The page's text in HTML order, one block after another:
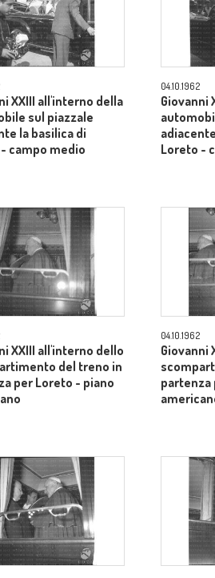
XXIII all'interno della
sul piazzale
la basilica di
campo medio
04.10.1962
Giovanni
Loreto -
XXIII all'interno dello
del treno in
per Loreto - piano
04.10.1962
Giovanni
partenza